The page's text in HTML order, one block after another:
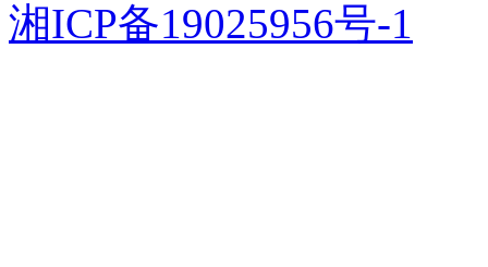
湘ICP备19025956号-1